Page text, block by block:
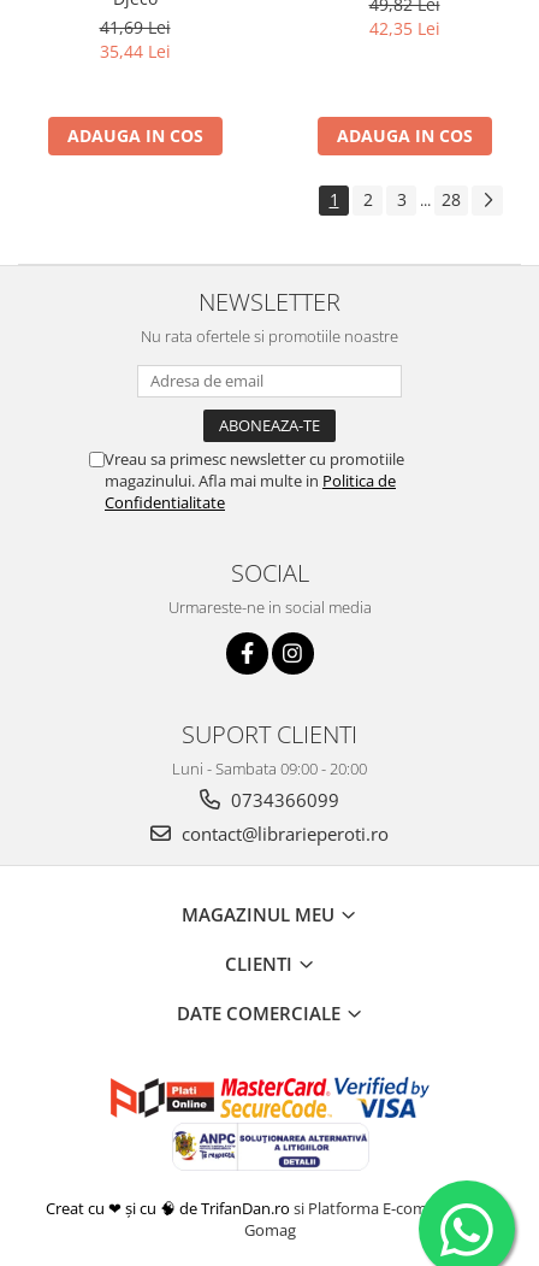
41,69 Lei
35,44 Lei
ADAUGA IN COS
42,35 Lei
ADAUGA IN COS
1 2 3 ... 28
NEWSLETTER
Nu rata ofertele si promotiile noastre
Vreau sa primesc newsletter cu promotiile
magazinului. Afla mai multe in Politica de
Confidentialitate
SOCIAL
Urmareste-ne in social media
SUPORT CLIENTI
Luni - Sambata 09:00 - 20:00
0734366099
contact@librarieperoti.ro
MAGAZINUL MEU
CLIENTI
DATE COMERCIALE
Creat cu ❤ și cu 🧠 de TrifanDan.ro si Platforma E-commerce by
Gomag